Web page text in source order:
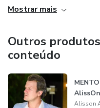
enfermeiro na área
levou para o mundo da
marketing digital,
propaganda da minha
pela paixão de ser
atuando como professor
Mostrar mais
Outros
conteúdo
Alisson